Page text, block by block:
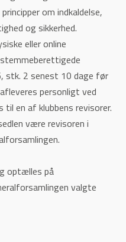
om indkaldelse,
og sikkerhed.
eller online
stk. 2 senest 10 dage før
personligt ved
til en af klubbens revisorer.
være revisoren i
optælles på
valgte